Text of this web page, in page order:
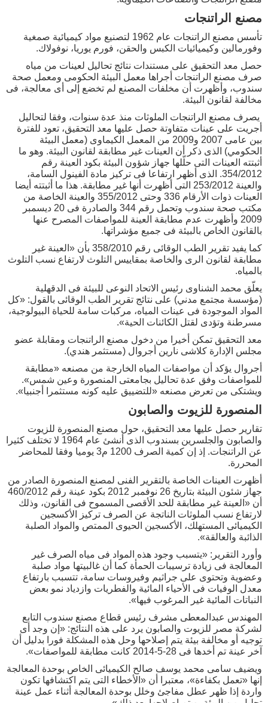
مصنع الراتنجات
تأسس مصنع الراتنجات عام 1962 لتصنيع مواد كيميائية صمغية
وفورمالين وكيميائيات الكبس والحقن، فورم يوريا، نوفولاك.
حصل معد التحقيق على مستندات نتائج تحاليل لعينات من مياه
صرف مصنع الراتنجات أجراها معمل البيئة الحكومى ومعمل صحة
سندوب، وأظهرت أن مخلفات المصنع لم تخضع إلى أى معالجة، فى
مخالفة لقانون البيئة.
يصرف مصنع الراتنجات الملوثات منذ عدة سنوات، وفقا لتحاليل
أجريت على عينات متفاوتة حصل عليها معد التحقيق، تعود للفترة
بين عامى 2007 و2009 من المعمل الكيماوى (معمل البيئة
الحكومي) الذى ذكر أن العينات غير مطابقة لقانون البيئة. وهو ما
أثبتته العينات التى حلّلها جهاز شؤون البيئة بكود العينة رقم
354/2012. الذى أظهر ارتفاعا فى تركيز مادة الفينول السامة،
والعينة 253/2012 التى أظهرت أنها غير مطابقة. هذا ما أثبتته أيضا
العينات ذوات الأرقام 336 وحتى 355/2012 والعينة الخاصة من
مكتب صحة سندوب وتحمل رقم 344 والصادرة فى 20 ديسمبر
2009 وأظهرت عدم مطابقة العينة للمواصفات المصرح عنها
بالقانون الخاص بالبيئة فى جميع مؤشراتها.
كما يفيد تقرير الطب الوقائى رقم 358/2010 بأن «العينة غير
مطابقة لقانون الرى والخاصة بمقاييس التلوث لارتفاع نسب التلوث
بالمياه.
يعلّق محمد الشناوى رئيس الاتحاد النوعى للبيئة فى الدقهلية
(مؤسسة مجتمع مدني) على نتائج تقرير الطب الوقائى بالقول: «كل
المواد الموجودة فى عينات المياه، مركبات سامة للحياة البيولوجية،
مسرطنة وتؤدى لقتل الكائنات الحية».
معد التحقيق تمكن أخيرا من دخول مصنع الراتنجات ومقابلة عضو
مجلس الإدارة كلاشى نارين أجروال (مستثمر هندي).
أجروال يؤكد أن مواصفات المياه الخارجة من مصنعه «مطابقة
للمواصفات وفق عدة تحاليل بجامعتى المنصورة وعين شمس».
ويشتكى من تعرض مصنعه «للتضييق عليه كونه مستثمرا أجنبيا».
المنصورة للزيوت والصابون
تقارير حصل عليها معد التحقيق، حول مصنع المنصورة للزيوت
والصابون والجلسرين بسندوب الذى أنشئ عام 1964 لا تختلف كثيرا
عن الراتنجات. إذ إن كمية الصرف 1200 م3 يوميا وفقا للمحاضر
المحررة.
أظهرت العينات الخاصة بالتقرير الفنى لمصنع المنصورة الصادر من
جهاز شئون البيئة بتاريخ 26 نوفمبر 2012 بكود عينة رقم 460/2012
أن «العينة غير مطابقة للحد الأقصى المسموح فى القانون، وذلك
لارتفاع نسب الملوثات الناتجة عن الصرف تركيز الأكسجين
الكيميائى المستهلك، الأكسجين الحيوى الممتص والمواد الصلبة
الذائبة والعالقة».
وأورد التقرير: «يتسبب وجود هذه المواد فى مياه الصرف غير
المعالجة فى زيادة ترسيبات الحمأة كما أن غالبيتها مواد صلبة
وعضوية وتحتوى على جراثيم وفيروسات سامة، تتسبب بارتفاع
معدل الوفيات فى الأحياء المائية والفطريات وازدياد نمو بعض
النباتات المائية غير المرغوب فيها».
المهندس عبدالمعطى مشرف رئيس قطاع مصنع سندوب التابع
لشركة مصر للزيوت والصابون يرد على هذه النتائج: «إن وجد أى
توجيه أو مخالفة بيئة يتم إصلاحها وحل هذه المشكلة فورا بدليل أن
آخر عينة تم أخدها فى 28-5-2014 كانت مطابقة للمواصفات».
ويضيف سامى محمد يوسف صالح الكيميائى الخاص بوحدة المعالجة
إنها «تعمل بكفاءة»، معتبرا أن «الأخطاء التى يتم اكتشافها تكون
واردة إذا ظهر عطل مفاجئ وخلل بوحدة المعالجة أثناء عمل عينة